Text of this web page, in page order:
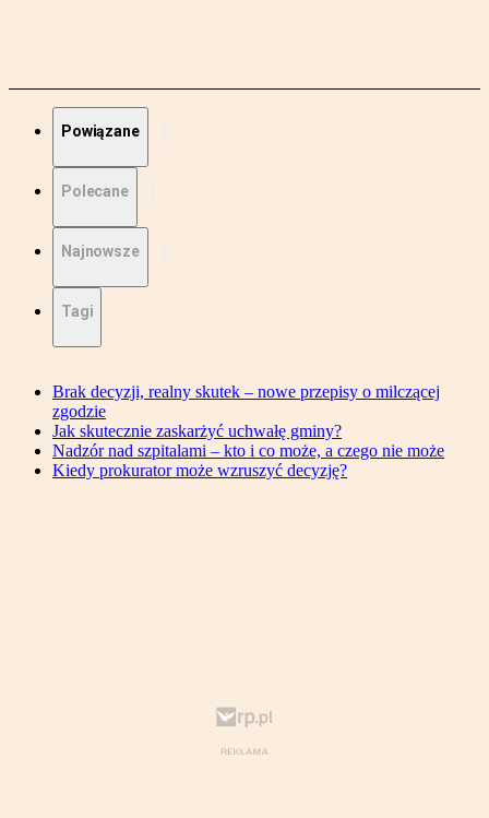
Powiązane
Polecane
Najnowsze
Tagi
Brak decyzji, realny skutek – nowe przepisy o milczącej
zgodzie
Jak skutecznie zaskarżyć uchwałę gminy?
Nadzór nad szpitalami – kto i co może, a czego nie może
Kiedy prokurator może wzruszyć decyzję?